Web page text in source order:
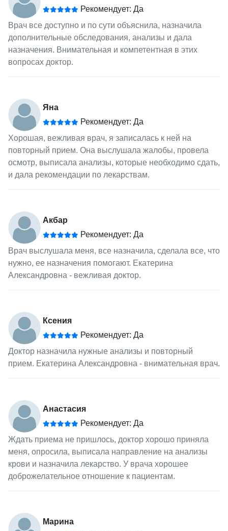
Рекомендует: Да
Врач все доступно и по сути объяснила, назначила
дополнительные обследования, анализы и дала
назначения. Внимательная и компетентная в этих
вопросах доктор.
Яна
Рекомендует: Да
Хорошая, вежливая врач, я записалась к ней на
повторный прием. Она выслушала жалобы, провела
осмотр, выписала анализы, которые необходимо сдать,
и дала рекомендации по лекарствам.
Акбар
Рекомендует: Да
Врач выслушала меня, все назначила, сделала все, что
нужно, ее назначения помогают. Екатерина
Александровна - вежливая доктор.
Ксения
Рекомендует: Да
Доктор назначила нужные анализы и повторный
прием. Екатерина Александровна - внимательная врач.
Анастасия
Рекомендует: Да
Ждать приема не пришлось, доктор хорошо приняла
меня, опросила, выписала направление на анализы
крови и назначила лекарство. У врача хорошее
доброжелательное отношение к пациентам.
Марина